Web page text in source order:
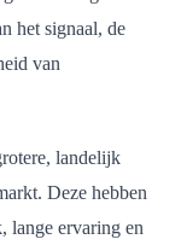
het signaal, de
van
landelijk
Deze hebben
lange ervaring en